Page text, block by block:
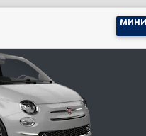
МИНИ